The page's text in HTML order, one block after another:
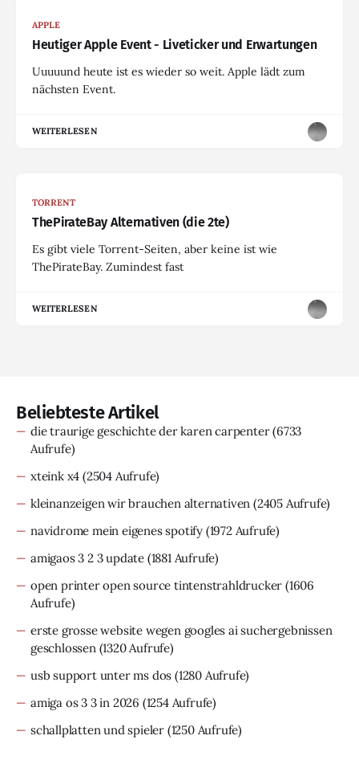
APPLE
Heutiger Apple Event - Liveticker und Erwartungen
Uuuuund heute ist es wieder so weit. Apple lädt zum
nächsten Event.
WEITERLESEN
TORRENT
ThePirateBay Alternativen (die 2te)
Es gibt viele Torrent-Seiten, aber keine ist wie
ThePirateBay. Zumindest fast
WEITERLESEN
Beliebteste Artikel
die traurige geschichte der karen carpenter(6733
Aufrufe)
xteink x4 (2504 Aufrufe)
kleinanzeigen wir brauchen alternativen (2405 Aufrufe)
navidrome mein eigenes spotify (1972 Aufrufe)
amigaos 3 2 3 update (1881 Aufrufe)
open printer open source tintenstrahldrucker (1606
Aufrufe)
erste grosse website wegen googles ai suchergebnissen
geschlossen(1320 Aufrufe)
usb support unter ms dos (1280 Aufrufe)
amiga os 3 3 in 2026 (1254 Aufrufe)
schallplatten und spieler (1250 Aufrufe)